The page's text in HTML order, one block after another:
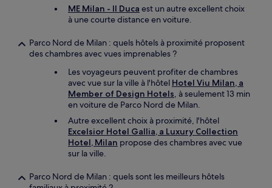
ME Milan - Il Duca est un autre excellent choix
à une courte distance en voiture.
Parco Nord de Milan : quels hôtels à proximité proposent
des chambres avec vues imprenables ?
Les voyageurs peuvent profiter de chambres
avec vue sur la ville à l'hôtel Hotel Viu Milan, a
Member of Design Hotels, à seulement 13 min
en voiture de Parco Nord de Milan.
Autre excellent choix à proximité, l'hôtel
Excelsior Hotel Gallia, a Luxury Collection
Hotel, Milan propose des chambres avec vue
sur la ville.
Parco Nord de Milan : quels sont les meilleurs hôtels